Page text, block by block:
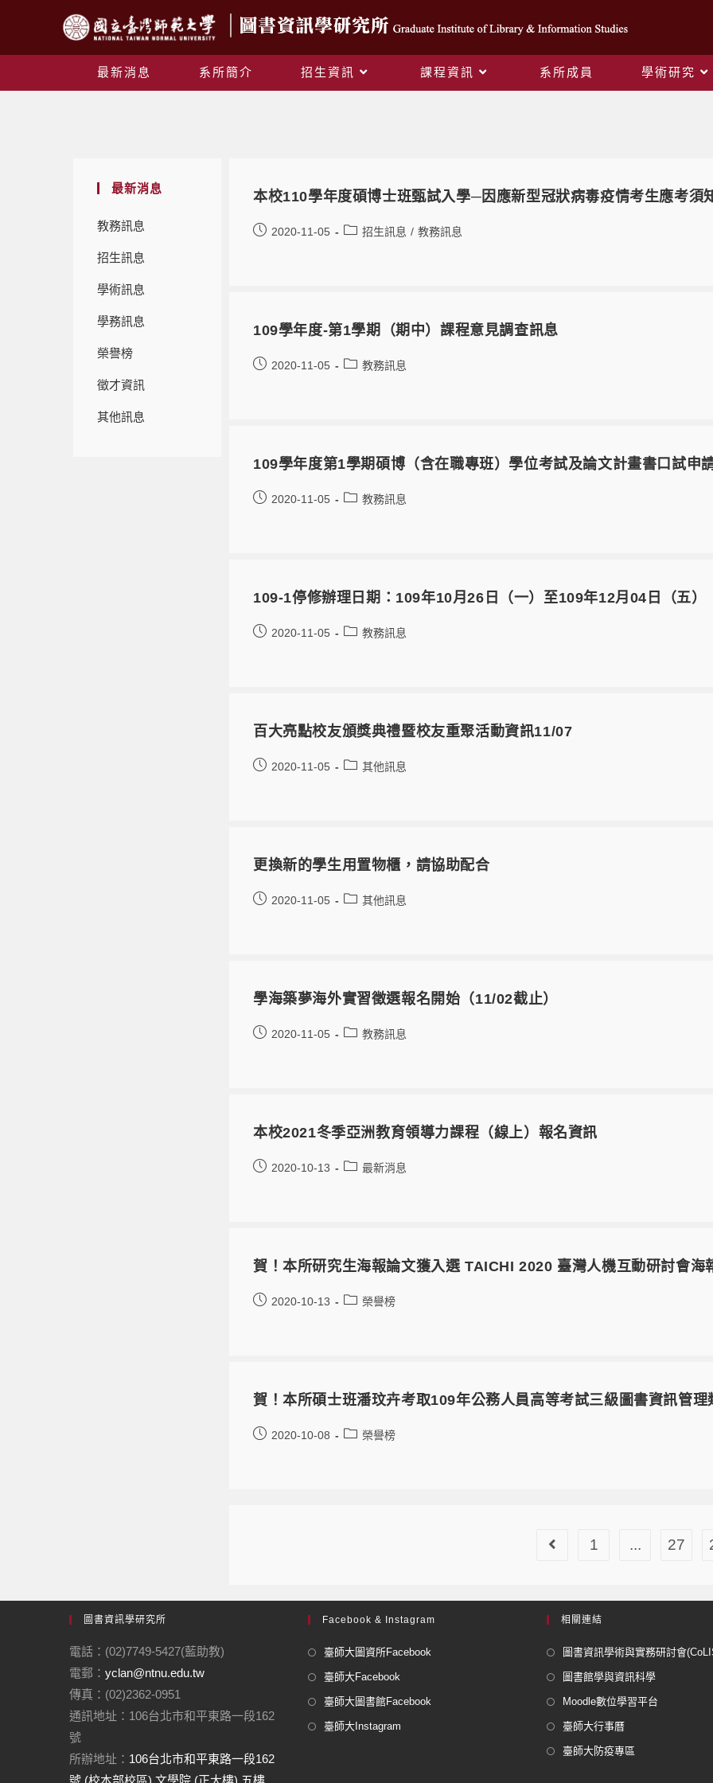
最新消息 系所簡介 招生資訊 課程資訊 系所成員 學術研究
最新消息
教務訊息
招生訊息
學術訊息
學務訊息
榮譽榜
徵才資訊
其他訊息
本校110學年度碩博士班甄試入學─因應新型冠狀病毒疫情考生應考須
2020-11-05 招生訊息 / 教務訊息
109學年度-第1學期（期中）課程意見調查訊息
2020-11-05 教務訊息
109學年度第1學期碩博（含在職專班）學位考試及論文計畫書口試申
2020-11-05 教務訊息
109-1停修辦理日期：109年10月26日（一）至109年12月04日（五）
2020-11-05 教務訊息
百大亮點校友頒獎典禮暨校友重聚活動資訊11/07
2020-11-05 其他訊息
更換新的學生用置物櫃，請協助配合
2020-11-05 其他訊息
學海築夢海外實習徵選報名開始（11/02截止）
2020-11-05 教務訊息
本校2021冬季亞洲教育領導力課程（線上）報名資訊
2020-10-13 最新消息
賀！本所研究生海報論文獲入選 TAICHI 2020 臺灣人機互動研討會海
2020-10-13 榮譽榜
賀！本所碩士班潘玟卉考取109年公務人員高等考試三級圖書資訊管理
2020-10-08 榮譽榜
1 ... 27
圖書資訊學研究所
電話：(02)7749-5427(藍助教)
電郵： yclan@ntnu.edu.tw
傳真：(02)2362-0951
通訊地址：106台北市和平東路一段162
號
所辦地址： 106台北市和平東路一段162
號 (校本部校區) 文學院 (正大樓) 五樓
Facebook & Instagram
臺師大圖資所Facebook
臺師大Facebook
臺師大圖書館Facebook
臺師大Instagram
相關連結
圖書資訊學術與實務研討會
圖書館學與資訊科學
Moodle數位學習平台
臺師大行事曆
臺師大防疫專區